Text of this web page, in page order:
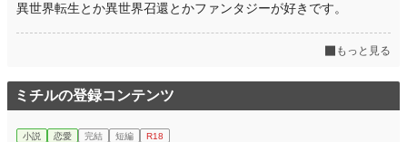
異世界転生とか異世界召還とかファンタジーが好きです。
もっと見る
ミチルの登録コンテンツ
小説 恋愛 完結 短編 R18